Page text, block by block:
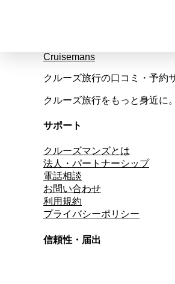
Cruisemans
クルーズ旅行の口コミ・予約
クルーズ旅行をもっと身近に。
サポート
クルーズマンズとは
法人・パートナーシップ
電話相談
お問い合わせ
利用規約
プライバシーポリシー
信頼性・届出